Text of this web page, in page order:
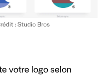
: Studio Bros
votre logo selon